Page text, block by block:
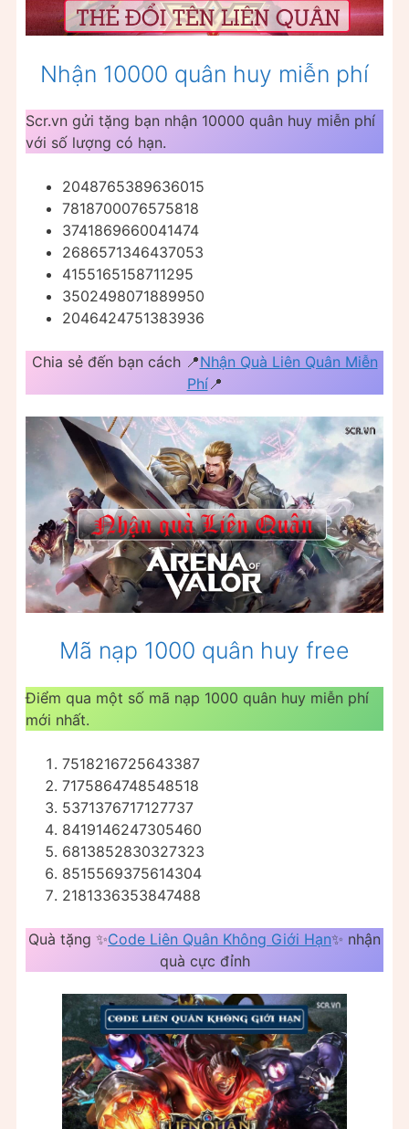
Nhận 10000 quân huy miễn phí
Scr.vn gửi tặng bạn nhận 10000 quân huy miễn phí
với số lượng có hạn.
2048765389636015
7818700076575818
3741869660041474
2686571346437053
4155165158711295
3502498071889950
2046424751383936
Chia sẻ đến bạn cách 📍Nhận Quà Liên Quân Miễn
Phí📍
Mã nạp 1000 quân huy free
Điểm qua một số mã nạp 1000 quân huy miễn phí
mới nhất.
7518216725643387
7175864748548518
5371376717127737
8419146247305460
6813852830327323
8515569375614304
2181336353847488
Quà tặng ✨Code Liên Quân Không Giới Hạn✨ nhận
quà cực đỉnh